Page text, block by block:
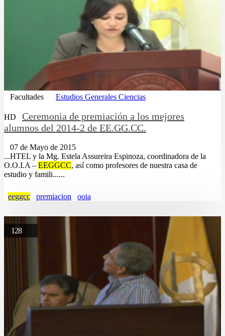
Facultades Estudios Generales Ciencias
HD
Ceremonia de premiación a los mejores
alumnos del 2014-2 de EE.GG.CC.
07 de Mayo de 2015
...HTEL y la Mg. Estela Assureira Espinoza, coordinadora de la
O.O.I.A – EEGGCC, así como profesores de nuestra casa de
estudio y famili......
eeggcc premiacion ooia
128